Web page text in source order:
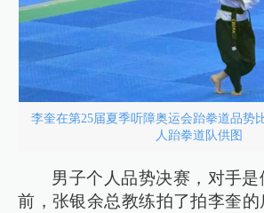
李奎在第25届夏季听障奥运会跆拳道品势
人跆拳道队供图
男子个人品势决赛，对手
前，张银余总教练拍了拍李奎